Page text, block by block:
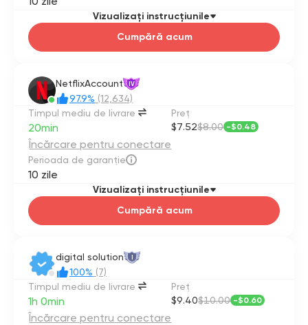
Cumpără acum
Vizualizați instrucțiunile
NetflixAccount IV
97.9% (12,634)
Timpul mediu de livrare
20min
Încărcare pentru conectare
Perioada de garanție
10 zile
Preţ
$7.52$8.00 -$0.48
Cumpără acum
Vizualizați instrucțiunile
digital solution I
100% (7)
Timpul mediu de livrare
1h 0min
Încărcare pentru conectare
Preţ
$9.40$10.00 -$0.60